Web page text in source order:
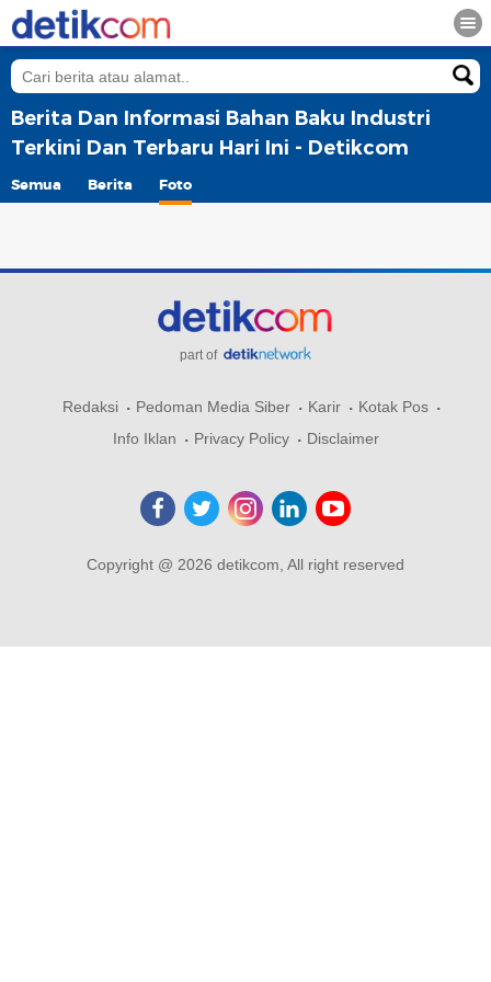
Berita Dan Informasi Bahan Baku Industri
Terkini Dan Terbaru Hari Ini - Detikcom
Semua Berita Foto
part of
Redaksi Pedoman Media Siber Karir
Kotak Pos
Info Iklan
Privacy Policy Disclaimer
Copyright @ 2026 detikcom, All right reserved